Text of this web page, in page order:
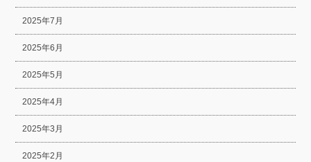
2025年7月
2025年6月
2025年5月
2025年4月
2025年3月
2025年2月